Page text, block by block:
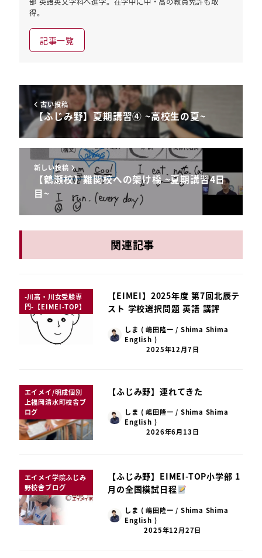
得。
記事一覧
古い投稿
【ふじみ野】夏期講習④ ~高校生の夏~
新しい投稿
【鶴瀬校】難関校への架け橋 ~夏期講習4日
目~
関連記事
-川高・川女受験専
門-【EIMEI-TOP】
【EIMEI】2025年度 第7回北辰テ
スト 学校選択問題 英語 講評
しま ( 嶋田隆一 / Shima Shima
English )
2025年12月7日
エイメイ/明成個別
上福岡清水町校舎ブ
ログ
【ふじみ野】連れてきた
しま ( 嶋田隆一 / Shima Shima
English )
2026年6月13日
エイメイ学院ふじみ
野校舎ブログ
【ふじみ野】EIMEI-TOP小学部 1
月の全国模試日程
しま ( 嶋田隆一 / Shima Shima
English )
2025年12月27日